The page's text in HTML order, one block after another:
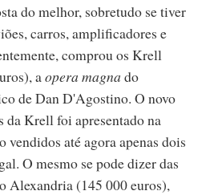
do melhor, sobretudo se tiver
carros, amplificadores e
comprou os Krell
aopera magna do
de Dan D'Agostino. O novo
Krell foi apresentado na
vendidos até agora apenas dois
O mesmo se pode dizer das
Alexandria (145 000 euros),